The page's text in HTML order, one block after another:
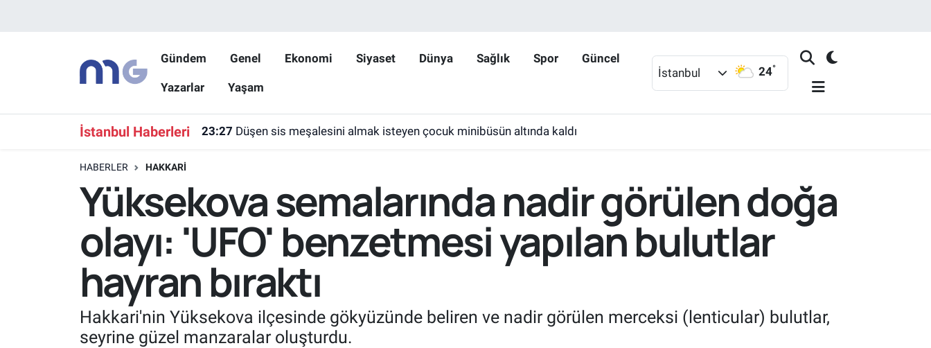
Gündem Genel Ekonomi Siyaset Dünya Sağlık Spor Güncel
Yazarlar Yaşam
İstanbul 24°
İstanbul Haberleri 23:27 Düşen sis meşalesini almak isteyen çocuk minibüsün altında kaldı
HABERLER HAKKARI
Yüksekova semalarında nadir görülen doğa
olayı: 'UFO' benzetmesi yapılan bulutlar
hayran bıraktı
Hakkari'nin Yüksekova ilçesinde gökyüzünde beliren ve nadir görülen merceksi (lenticular) bulutlar,
seyrine güzel manzaralar oluşturdu.
Hava Durumu
İstanbul Namaz Vakitleri
Süper Lig Puan Durumu ve Fikstür
Tüm Manşetler
Son Dakika Haberleri
Haber Arşivi